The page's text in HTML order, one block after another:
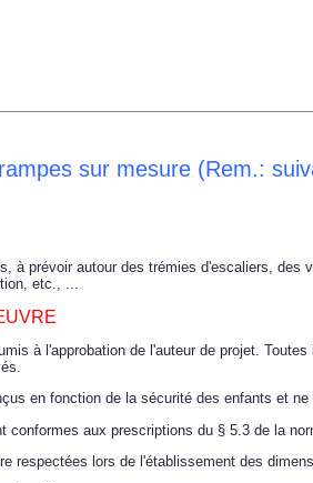
sur mesure (Rem.:
à prévoir autour des trémies d'escaliers,
etc., ...
à l'approbation de l'auteur de projet.
en fonction de la sécurité des enfants et
conformes aux prescriptions du § 5.3 de la
respectées lors de l'établissement des